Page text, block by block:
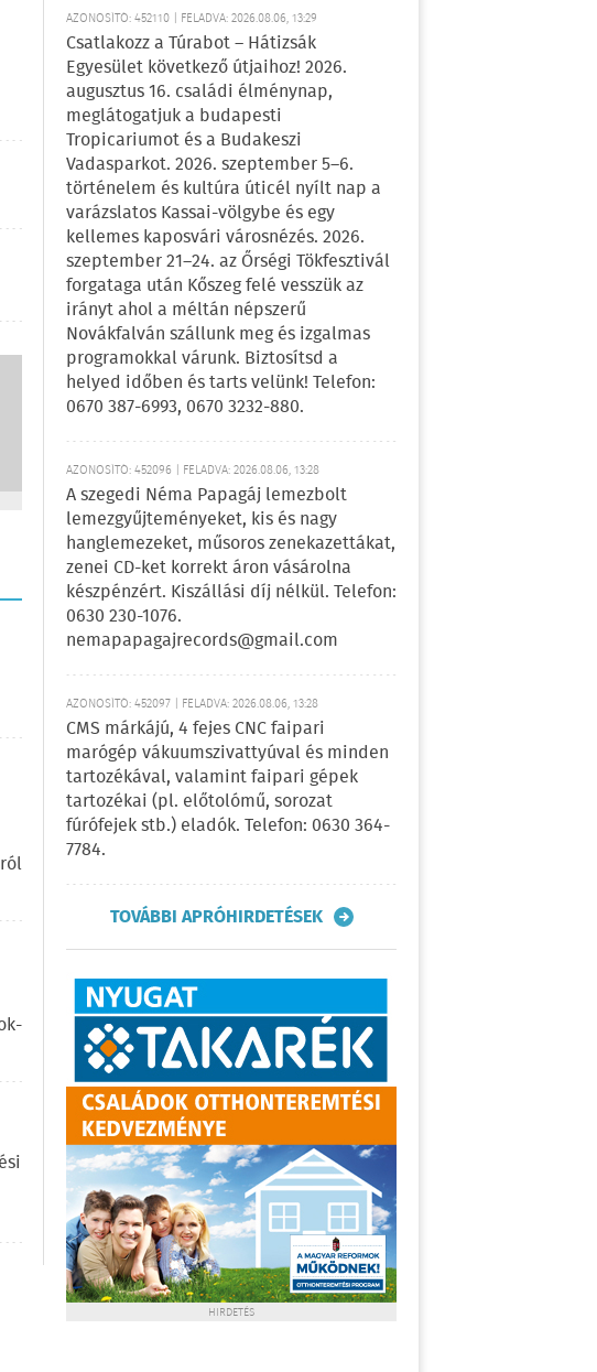
AZONOSÍTÓ: 452110 | FELADVA: 2026.08.06, 13:29
Csatlakozz a Túrabot – Hátizsák
Egyesület következő útjaihoz! 2026.
augusztus 16. családi élménynap,
meglátogatjuk a budapesti
Tropicariumot és a Budakeszi
Vadasparkot. 2026. szeptember 5–6.
történelem és kultúra úticél nyílt nap a
varázslatos Kassai-völgybe és egy
kellemes kaposvári városnézés. 2026.
szeptember 21–24. az Őrségi Tökfesztivál
forgataga után Kőszeg felé vesszük az
irányt ahol a méltán népszerű
Novákfalván szállunk meg és izgalmas
programokkal várunk. Biztosítsd a
helyed időben és tarts velünk! Telefon:
0670 387-6993, 0670 3232-880.
AZONOSÍTÓ: 452096 | FELADVA: 2026.08.06, 13:28
A szegedi Néma Papagáj lemezbolt
lemezgyűjteményeket, kis és nagy
hanglemezeket, műsoros zenekazettákat,
zenei CD-ket korrekt áron vásárolna
készpénzért. Kiszállási díj nélkül. Telefon:
0630 230-1076.
nemapapagajrecords@gmail.com
AZONOSÍTÓ: 452097 | FELADVA: 2026.08.06, 13:28
CMS márkájú, 4 fejes CNC faipari
marógép vákuumszivattyúval és minden
tartozékával, valamint faipari gépek
tartozékai (pl. előtolómű, sorozat
fúrófejek stb.) eladók. Telefon: 0630 364-
7784.
TOVÁBBI APRÓHIRDETÉSEK
HIRDETÉS